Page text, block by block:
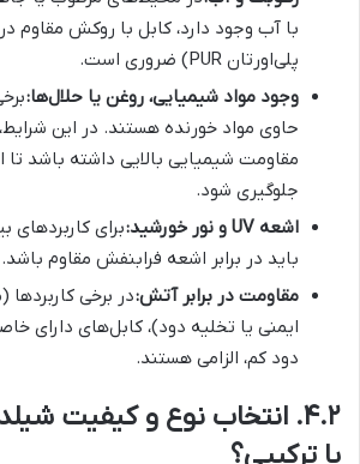
با آب وجود دارد، کابل با روکش مقاوم در
پلی‌اورتان PUR) ضروری است.
وجود مواد شیمیایی، روغن یا حلال‌ها:
حاوی مواد خورنده هستند. در این
مقاومت شیمیایی بالایی داشته باشد
جلوگیری شود.
اشعه UV و نور خورشید:
برای کاربردهای
باید در برابر اشعه فرابنفش مقاوم باشد.
مقاومت در برابر آتش:در برخی
ایمنی یا تخلیه دود)، کابل‌های دارای
دود کم، الزامی هستند.
۴.۲. انتخاب نوع و کیفیت
یا ترکیبی؟